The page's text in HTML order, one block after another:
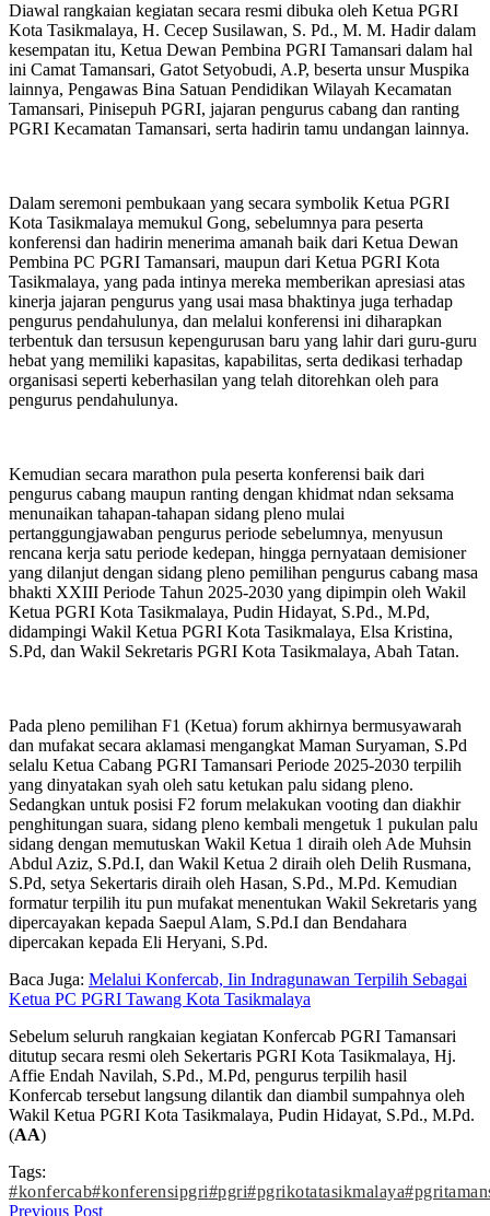
Diawal rangkaian kegiatan secara resmi dibuka oleh Ketua PGRI
Kota Tasikmalaya, H. Cecep Susilawan, S. Pd., M. M. Hadir dalam
kesempatan itu, Ketua Dewan Pembina PGRI Tamansari dalam hal
ini Camat Tamansari, Gatot Setyobudi, A.P, beserta unsur Muspika
lainnya, Pengawas Bina Satuan Pendidikan Wilayah Kecamatan
Tamansari, Pinisepuh PGRI, jajaran pengurus cabang dan ranting
PGRI Kecamatan Tamansari, serta hadirin tamu undangan lainnya.
Dalam seremoni pembukaan yang secara symbolik Ketua PGRI
Kota Tasikmalaya memukul Gong, sebelumnya para peserta
konferensi dan hadirin menerima amanah baik dari Ketua Dewan
Pembina PC PGRI Tamansari, maupun dari Ketua PGRI Kota
Tasikmalaya, yang pada intinya mereka memberikan apresiasi atas
kinerja jajaran pengurus yang usai masa bhaktinya juga terhadap
pengurus pendahulunya, dan melalui konferensi ini diharapkan
terbentuk dan tersusun kepengurusan baru yang lahir dari guru-guru
hebat yang memiliki kapasitas, kapabilitas, serta dedikasi terhadap
organisasi seperti keberhasilan yang telah ditorehkan oleh para
pengurus pendahulunya.
Kemudian secara marathon pula peserta konferensi baik dari
pengurus cabang maupun ranting dengan khidmat ndan seksama
menunaikan tahapan-tahapan sidang pleno mulai
pertanggungjawaban pengurus periode sebelumnya, menyusun
rencana kerja satu periode kedepan, hingga pernyataan demisioner
yang dilanjut dengan sidang pleno pemilihan pengurus cabang masa
bhakti XXIII Periode Tahun 2025-2030 yang dipimpin oleh Wakil
Ketua PGRI Kota Tasikmalaya, Pudin Hidayat, S.Pd., M.Pd,
didampingi Wakil Ketua PGRI Kota Tasikmalaya, Elsa Kristina,
S.Pd, dan Wakil Sekretaris PGRI Kota Tasikmalaya, Abah Tatan.
Pada pleno pemilihan F1 (Ketua) forum akhirnya bermusyawarah
dan mufakat secara aklamasi mengangkat Maman Suryaman, S.Pd
selalu Ketua Cabang PGRI Tamansari Periode 2025-2030 terpilih
yang dinyatakan syah oleh satu ketukan palu sidang pleno.
Sedangkan untuk posisi F2 forum melakukan vooting dan diakhir
penghitungan suara, sidang pleno kembali mengetuk 1 pukulan palu
sidang dengan memutuskan Wakil Ketua 1 diraih oleh Ade Muhsin
Abdul Aziz, S.Pd.I, dan Wakil Ketua 2 diraih oleh Delih Rusmana,
S.Pd, setya Sekertaris diraih oleh Hasan, S.Pd., M.Pd. Kemudian
formatur terpilih itu pun mufakat menentukan Wakil Sekretaris yang
dipercayakan kepada Saepul Alam, S.Pd.I dan Bendahara
dipercakan kepada Eli Heryani, S.Pd.
Baca Juga: Melalui Konfercab, Iin Indragunawan Terpilih Sebagai
Ketua PC PGRI Tawang Kota Tasikmalaya
Sebelum seluruh rangkaian kegiatan Konfercab PGRI Tamansari
ditutup secara resmi oleh Sekertaris PGRI Kota Tasikmalaya, Hj.
Affie Endah Navilah, S.Pd., M.Pd, pengurus terpilih hasil
Konfercab tersebut langsung dilantik dan diambil sumpahnya oleh
Wakil Ketua PGRI Kota Tasikmalaya, Pudin Hidayat, S.Pd., M.Pd.
(AA)
Tags:
#konfercab#konferensipgri#pgri#pgrikotatasikmalaya
Previous Post